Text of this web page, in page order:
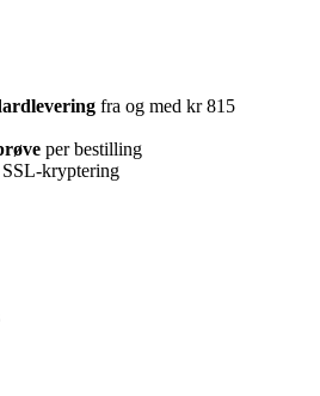
fra og med kr 815
per bestilling
SSL-kryptering